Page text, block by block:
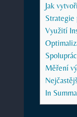
Jak
Strategie
Využití
Měření
In